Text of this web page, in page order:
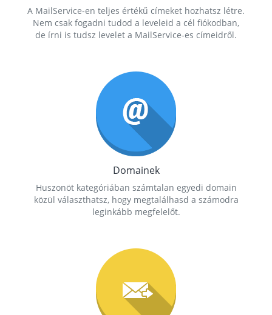
A MailService-en teljes értékű címeket hozhatsz létre.
Nem csak fogadni tudod a leveleid a cél fiókodban,
de írni is tudsz levelet a MailService-es címeidről.
Domainek
Huszonöt kategóriában számtalan egyedi domain
közül választhatsz, hogy megtalálhasd a számodra
leginkább megfelelőt.